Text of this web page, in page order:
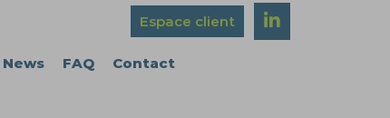
Espace client
News FAQ Contact